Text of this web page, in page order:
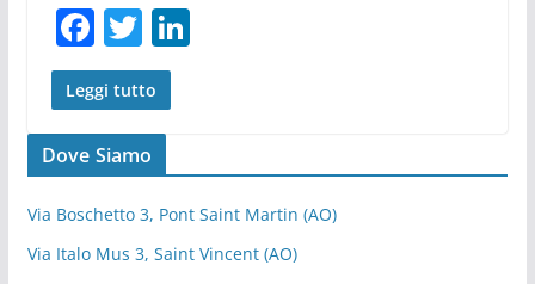
F
a
c
e
b
o
o
T
w
itt
er
Li
dI
n
Leggi tutto
Dove Siamo
Via Boschetto 3, Pont Saint Martin (AO)
Via Italo Mus 3, Saint Vincent (AO)